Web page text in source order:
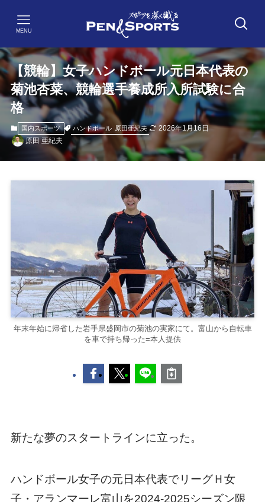
MENU
【競輪】女子ハンドボール元日本代表の
菊池杏菜、競輪選手養成所入所試験に合
格
国内スポーツ ハンドボール 原田亜紀夫
2026年1月16日
原田 亜紀夫
年末年始に帰省した岩手県盛岡市の菊池の実家にて。富山から自転車
を車で持ち帰った=本人提供
新たな夢のスタートラインに立った。
ハンドボール女子の元日本代表でリーグＨ女
子・アランマーレ富山を2024-2025シーズン限